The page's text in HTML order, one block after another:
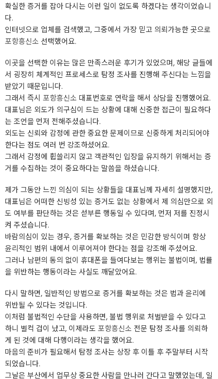
확실한 증거를 잡아 다시는 이런 일이 없도록 하겠다는 생각이었습니
다.
인터넷으로 업체를 검색했고, 그중에서 가장 믿고 의뢰가능한 곳으로
포항흥신소 선택했어요.
이곳을 선택한 이유는 많은 만족스러운 후기가 있었으며, 해당 글들에
서 굉장히 체계적인 프로세스로 탐정 조사를 진행해 주신다는 느낌을
받았기 때문입니다.
그래서 즉시 포항흥신소 대표번호로 연락을 해서 상담을 진행했어요.
대표님은 외도가 의구심이 드는 상황에 대해 신중한 접근이 필요하다
는 조언을 먼저 전해주셨습니다.
외도는 신뢰와 감정에 관한 중요한 문제이므로 신중하게 처리되어야
한다는 점도 여러 번 강조하셨어요.
그래서 감정에 휩쓸리지 않고 객관적인 입장을 유지하기 위해서는 증
거를 수집하는 것이 중요하다는 말씀을 하셨습니다.
제가 그동안 느낀 의심이 되는 상황들을 대표님께 자세히 설명했지만,
대표님은 어떠한 신빙성 있는 증거도 없는 상황에서 제 의심만으로 외
도 여부를 판단하는 것은 섣부른 행동일 수 있다며, 먼저 저를 진정시
켜 주셨습니다.
바람의심이 있는 경우, 증거를 확보하는 것은 민감한 방식이며 항상
윤리적인 범위 내에서 이루어져야 한다는 점을 강조해 주셨어요.
그러나 남편의 동의 없이 휴대폰을 들여다보는 행위는 불법이며, 법률
을 위반하는 행동이라는 사실도 깨달았어요.
다시 말하면, 일반적인 방법으로 증거를 확보하는 것은 법과 윤리에
위반될 수 있다는 것입니다.
이처럼 불법적인 수단을 사용하면, 불법 행위로 처벌받을 수 있다고
하니 벌컥 겁이 났고, 이제라도 포항흥신소 전문 탐정 조사를 의뢰하
게 된 것에 대해 다행이라는 생각을 했어요.
마음의 준비가 필요해서 탐정 조사는 상장 후 이틀 후 주말부터 시작
되었습니다.
그날은 부산에서 업무상 중요한 사람을 만나러 간다고 말했었는데, 일